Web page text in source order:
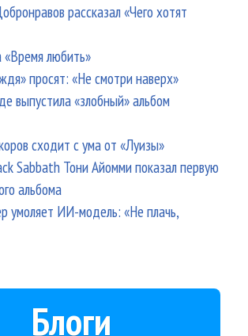
рассказал «Чего хотят
любить»
просят: «Не смотри наверх»
выпустила «злобный» альбом
сходит с ума от «Луизы»
Sabbath Тони Айомми показал первую
альбома
умоляет ИИ-модель: «Не плачь,
Блоги